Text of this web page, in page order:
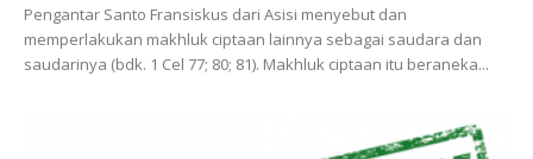
Pengantar Santo Fransiskus dari Asisi menyebut dan
memperlakukan makhluk ciptaan lainnya sebagai saudara dan
saudarinya (bdk. 1 Cel 77; 80; 81). Makhluk ciptaan itu beraneka...